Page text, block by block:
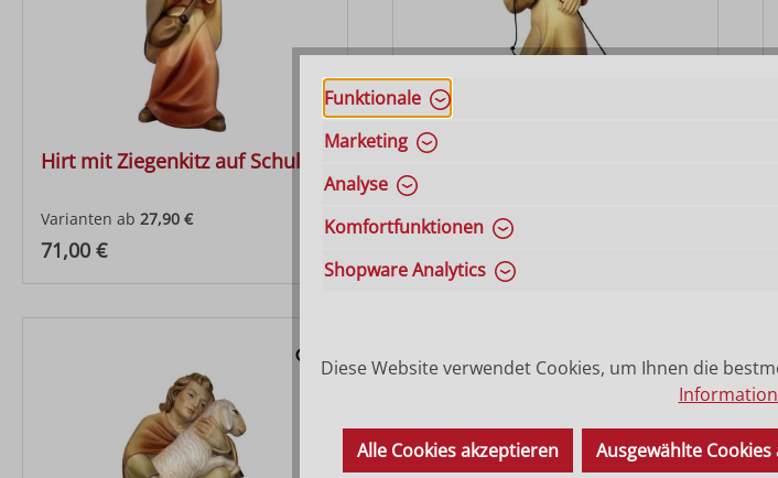
Hirt mit Ziegenkitz auf Schulter
Varianten ab 27,90 €
Regulärer Preis:
71,00 €
Hirt ziehend
Varianten ab27,90 €
Funktionale
Marketing
Analyse
Komfortfunktionen
Shopware Analytics
Diese Website verwendet Cookies, um Ihnen die
Alle Cookies akzeptieren Ausgewählte